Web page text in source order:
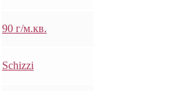
90 г/м.кв.
Schizzi